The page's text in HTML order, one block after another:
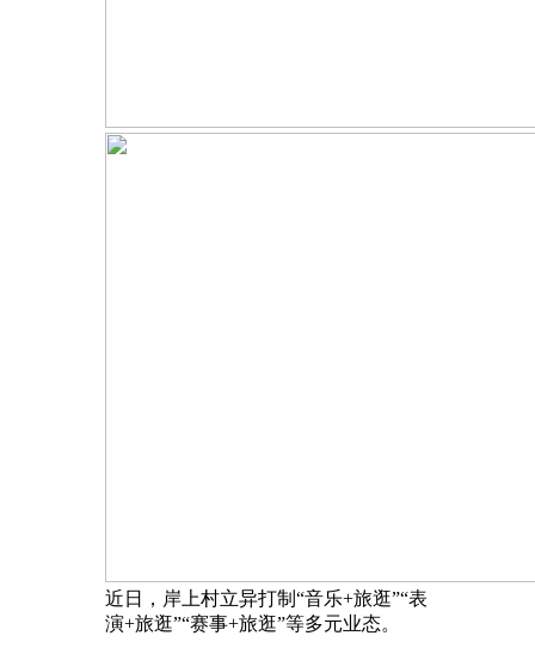
近日，岸上村立异打制“音乐+旅逛”“表
演+旅逛”“赛事+旅逛”等多元业态。